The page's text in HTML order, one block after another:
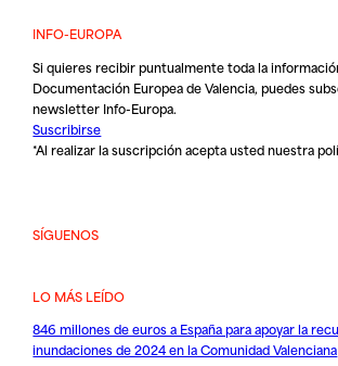
INFO-EUROPA
Si quieres recibir puntualmente toda la
Documentación Europea de Valencia, puedes
newsletter Info-Europa.
Suscribirse
*Al realizar la suscripción acepta usted nuestra
SÍGUENOS
LO MÁS LEÍDO
846 millones de euros a España para apoyar la
inundaciones de 2024 en la Comunidad Valenciana